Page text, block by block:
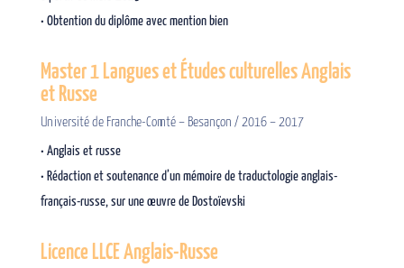
• Obtention du diplôme avec mention bien
Master 1 Langues et Études culturelles Anglais
et Russe
Université de Franche-Comté – Besançon / 2016 – 2017
• Anglais et russe
• Rédaction et soutenance d’un mémoire de traductologie anglais-
français-russe, sur une œuvre de Dostoïevski
Licence LLCE Anglais-Russe